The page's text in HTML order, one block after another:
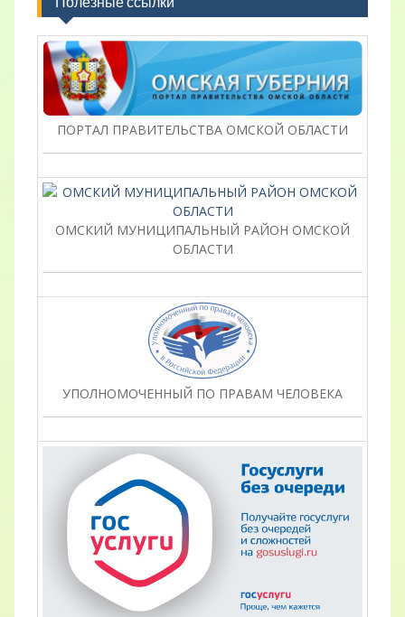
ПОРТАЛ ПРАВИТЕЛЬСТВА ОМСКОЙ ОБЛАСТИ
ОМСКИЙ МУНИЦИПАЛЬНЫЙ РАЙОН ОМСКОЙ
ОБЛАСТИ
УПОЛНОМОЧЕННЫЙ ПО ПРАВАМ ЧЕЛОВЕКА